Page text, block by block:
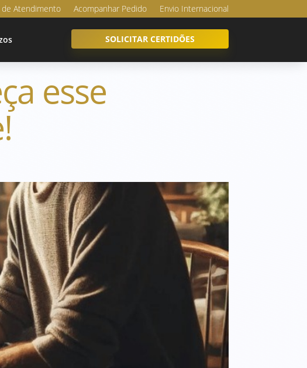
de Atendimento Acompanhar Pedido Envio Internacional
SOLICITAR CERTIDÕES
esse